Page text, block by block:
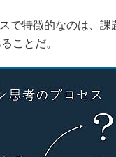
で特徴的なのは、課
ことだ。